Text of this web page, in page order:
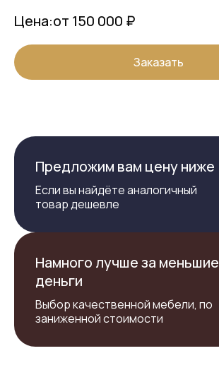
Цена:от 150 000 ₽
Заказать
Предложим вам цену ниже
Если вы найдёте аналогичный
товар дешевле
Намного лучше за меньшие
деньги
Выбор качественной мебели, по
заниженной стоимости